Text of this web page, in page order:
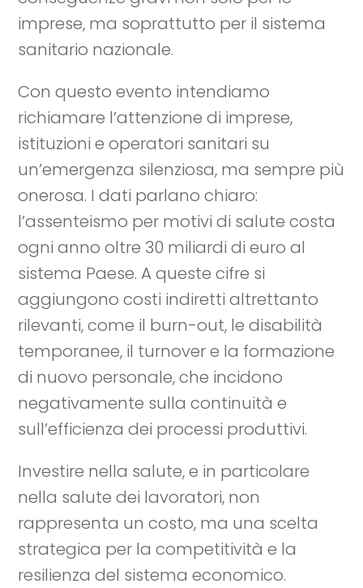
imprese, ma soprattutto per il sistema
sanitario nazionale.
Con questo evento intendiamo
richiamare l’attenzione di imprese,
istituzioni e operatori sanitari su
un’emergenza silenziosa, ma sempre più
onerosa. I dati parlano chiaro:
l’assenteismo per motivi di salute costa
ogni anno oltre 30 miliardi di euro al
sistema Paese. A queste cifre si
aggiungono costi indiretti altrettanto
rilevanti, come il burn-out, le disabilità
temporanee, il turnover e la formazione
di nuovo personale, che incidono
negativamente sulla continuità e
sull’efficienza dei processi produttivi.
Investire nella salute, e in particolare
nella salute dei lavoratori, non
rappresenta un costo, ma una scelta
strategica per la competitività e la
resilienza del sistema economico.